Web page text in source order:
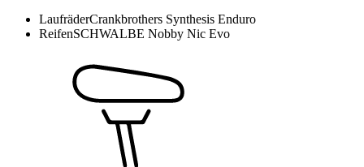
LaufräderCrankbrothers Synthesis Enduro
ReifenSCHWALBE Nobby Nic Evo